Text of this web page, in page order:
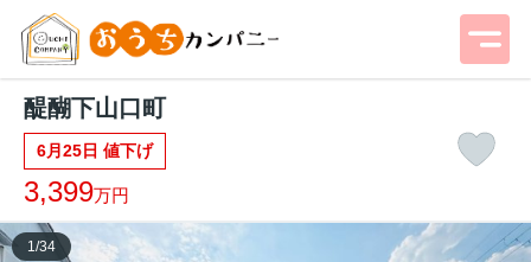
醍醐下山口町
6月25日 値下げ
3,399万円
1 /34